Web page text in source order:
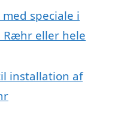
speciale i
Ræhr eller hele
installation af